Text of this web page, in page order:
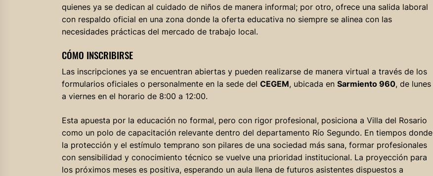
quienes ya se dedican al cuidado de niños de manera informal; por otro, ofrece una salida laboral
con respaldo oficial en una zona donde la oferta educativa no siempre se alinea con las
necesidades prácticas del mercado de trabajo local.
CÓMO INSCRIBIRSE
Las inscripciones ya se encuentran abiertas y pueden realizarse de manera virtual a través de los
formularios oficiales o personalmente en la sede del CEGEM, ubicada en Sarmiento 960, de lunes
a viernes en el horario de 8:00 a 12:00.
Esta apuesta por la educación no formal, pero con rigor profesional, posiciona a Villa del Rosario
como un polo de capacitación relevante dentro del departamento Río Segundo. En tiempos donde
la protección y el estímulo temprano son pilares de una sociedad más sana, formar profesionales
con sensibilidad y conocimiento técnico se vuelve una prioridad institucional. La proyección para
los próximos meses es positiva, esperando un aula llena de futuros asistentes dispuestos a